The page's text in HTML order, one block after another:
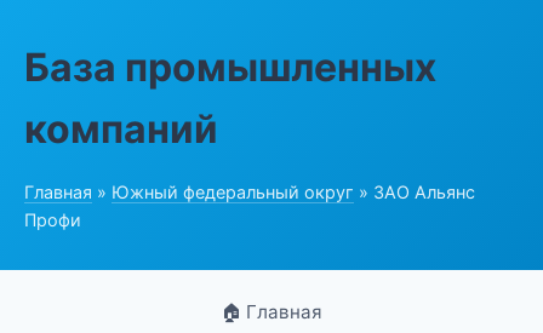
База промышленных
компаний
Главная » Южный федеральный округ » ЗАО Альянс
Профи
🏠 Главная